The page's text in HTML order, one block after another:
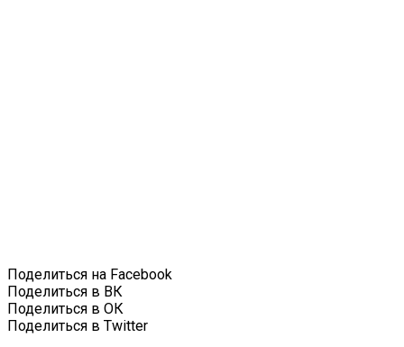
Поделиться на Facebook
Поделиться в ВК
Поделиться в ОК
Поделиться в Twitter